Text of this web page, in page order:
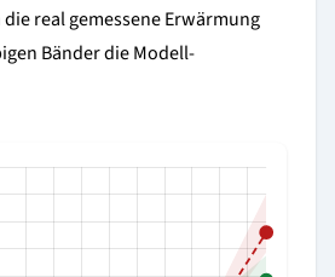
real gemessene Erwärmung
Bänder die Modell-